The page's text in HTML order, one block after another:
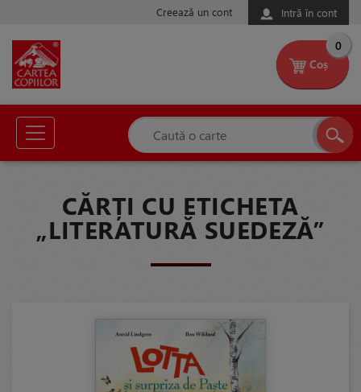
Creează un cont Intră în cont
Coș
0
CĂRȚI CU ETICHETA
„LITERATURĂ SUEDEZĂ”